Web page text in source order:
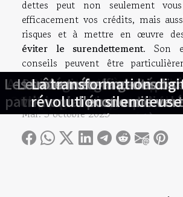
dettes peut non seulement
efficacement vos crédits, mais
risques et à mettre en œuvre
éviter le surendettement. Son
conseils peuvent être
pour vous aider à maintenir une
stable et durable.
Mar. 3 octobre 2023
Quels sont les
un 3ème pilier auprès
Comment la
optimiser vos
Investissements verts et
2023 tendances et
un portefeuille éco-
Stratégies pour
l'apprentissage avec
financiers en
Placements à faible
épargnants prudents
rendements
Assurance vie ou compte
choix pour votre
terme
Stratégies efficaces
votre chemin vers
financière
Les avantages de
patrimonial pour votre
Les secrets de la gestion
Le rôle méconnu des
l'économie
La transformation
révolution
banques